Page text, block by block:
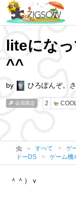
liteにな
^^
会員限定 2
by ひろぽんぞ。
すべて ゲ
ドーDS
ゲーム機
＾＾）ｖ